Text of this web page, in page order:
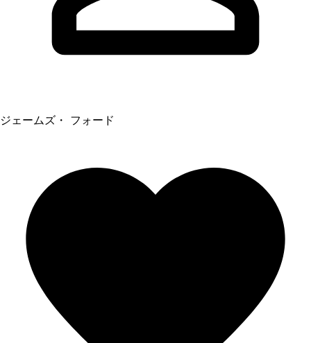
ジェームズ・ フォード